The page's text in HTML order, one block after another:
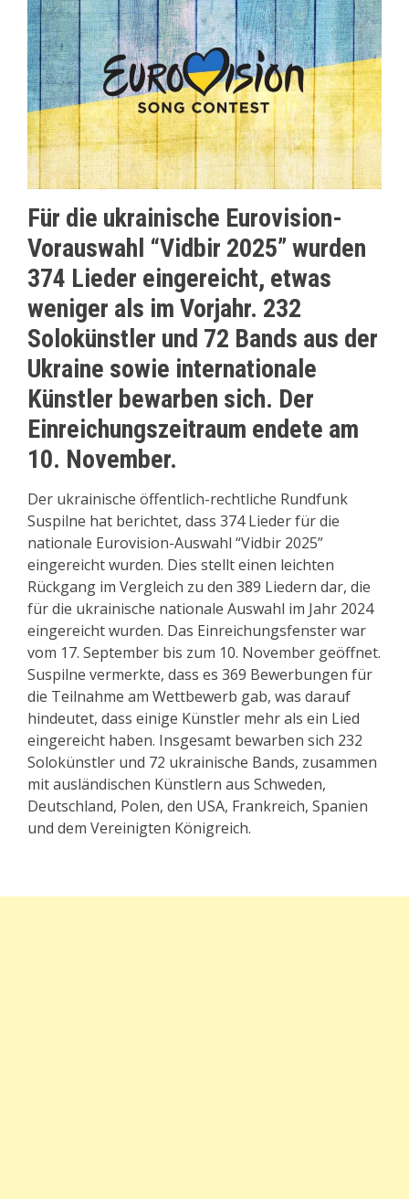
Für die ukrainische Eurovision-
Vorauswahl “Vidbir 2025” wurden
374 Lieder eingereicht, etwas
weniger als im Vorjahr. 232
Solokünstler und 72 Bands aus der
Ukraine sowie internationale
Künstler bewarben sich. Der
Einreichungszeitraum endete am
10. November.
Der ukrainische öffentlich-rechtliche Rundfunk
Suspilne hat berichtet, dass 374 Lieder für die
nationale Eurovision-Auswahl “Vidbir 2025”
eingereicht wurden. Dies stellt einen leichten
Rückgang im Vergleich zu den 389 Liedern dar, die
für die ukrainische nationale Auswahl im Jahr 2024
eingereicht wurden. Das Einreichungsfenster war
vom 17. September bis zum 10. November geöffnet.
Suspilne vermerkte, dass es 369 Bewerbungen für
die Teilnahme am Wettbewerb gab, was darauf
hindeutet, dass einige Künstler mehr als ein Lied
eingereicht haben. Insgesamt bewarben sich 232
Solokünstler und 72 ukrainische Bands, zusammen
mit ausländischen Künstlern aus Schweden,
Deutschland, Polen, den USA, Frankreich, Spanien
und dem Vereinigten Königreich.